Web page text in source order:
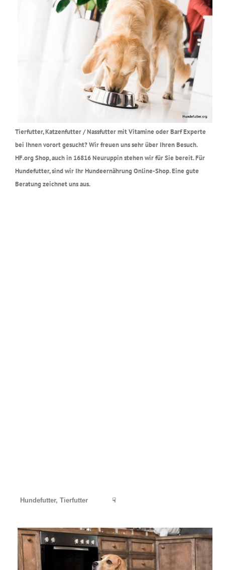
Tierfutter, Katzenfutter / Nassfutter mit Vitamine oder Barf Experte
bei Ihnen vorort gesucht? Wir freuen uns sehr über Ihren Besuch.
HF.org Shop, auch in 16816 Neuruppin stehen wir für Sie bereit. Für
Hundefutter, sind wir Ihr Hundeernährung Online-Shop. Eine gute
Beratung zeichnet uns aus.
Hundefutter, Tierfutter ☟